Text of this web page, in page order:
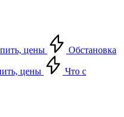
цены Обстановка
цены
Что с